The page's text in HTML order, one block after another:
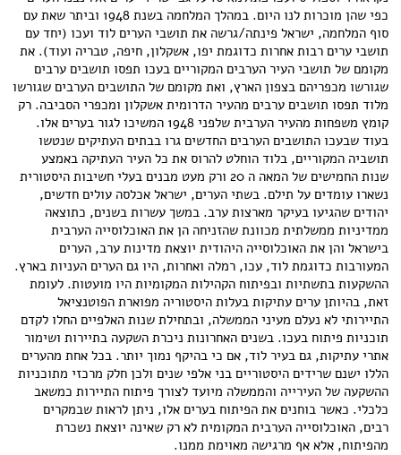
כפי שהן מוכרות לנו היום. במהלך המלחמה בשנת 1948 וביתר שאת עם
סוף המלחמה, ישראל פינתה/גרשה את תושבי הערים לוד ועכו (יחד עם
תושבי ערים רבות אחרות כדוגמת יפו, אשקלון, חיפה, טבריה ועוד). את
מקומם של תושבי העיר הערבים המקוריים בעכו תפסו תושבים ערבים
שגורשו מכפריהם בצפון הארץ, ואת מקומם של התושבים הערבים שגורשו
מלוד תפסו תושבים ערבים מהעיר הדרומית אשקלון ומכפרי הסביבה. רק
קומץ משפחות מהעיר הערבית שלפני 1948 המשיכו לגור בערים אלו.
בעוד שבעכו התושבים הערבים החדשים גרו בבתים העתיקים שנטשו
תושביה המקוריים, בלוד הוחלט להרוס את כל העיר העתיקה באמצע
שנות החמישים של המאה ה 20 ורק מעט מבנים בעלי חשיבות היסטורית
נשארו עומדים על תילם. בשתי הערים, ישראל אכלסה עולים חדשים,
יהודים שהגיעו בעיקר מארצות ערב. במשך עשרות בשנים, כתוצאה
ממדיניות ממשלתית מכוונת שהזניחה הן את האוכלוסייה הערבית
בישראל והן את האוכלוסייה היהודית יוצאת מדינות ערב, הערים
המעורבות כדוגמת לוד, עכו, רמלה ואחרות, היו גם הערים העניות בארץ.
ההשקעות בתשתיות ובפיתוח הקהילות המקומיות היו מועטות. לעומת
זאת, בהיותן ערים עתיקות בעלות היסטוריה מפוארת הפוטנציאל
התיירותי לא נעלם מעיני הממשלה, ובתחילת שנות האלפיים החלו לקדם
תוכניות פיתוח בעכו. בשנים האחרונות ניכרת השקעה בתיירות ושימור
אתרי עתיקות, גם בעיר לוד, אם כי בהיקף נמוך יותר. בכל אחת מהערים
הללו ישנם שרידים היסטוריים בני אלפי שנים ולכן חלק מרכזי מתוכניות
ההשקעה של העירייה והממשלה מיועד לצורך פיתוח התיירות כמשאב
כלכלי. כאשר בוחנים את הפיתוח בערים אלו, ניתן לראות שבמקרים
רבים, האוכלוסייה הערבית המקומית לא רק שאינה יוצאת נשכרת
מהפיתוח, אלא אף מרגישה מאוימת ממנו.